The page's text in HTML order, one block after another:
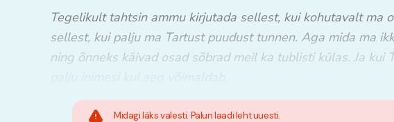
Tegelikult tahtsin ammu kirjutada sellest, kui kohutavalt ma
sellest, kui palju ma Tartust puudust tunnen. Aga mida ma
ning õnneks käivad osad sõbrad meil ka tublisti külas. Ja kui
Midagi läks valesti. Palun laadi leht uuesti.